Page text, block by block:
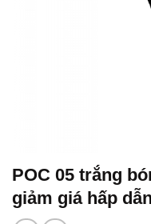
POC 05 trắng
giảm giá hấp dẫn